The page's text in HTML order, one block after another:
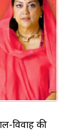
विवाह की